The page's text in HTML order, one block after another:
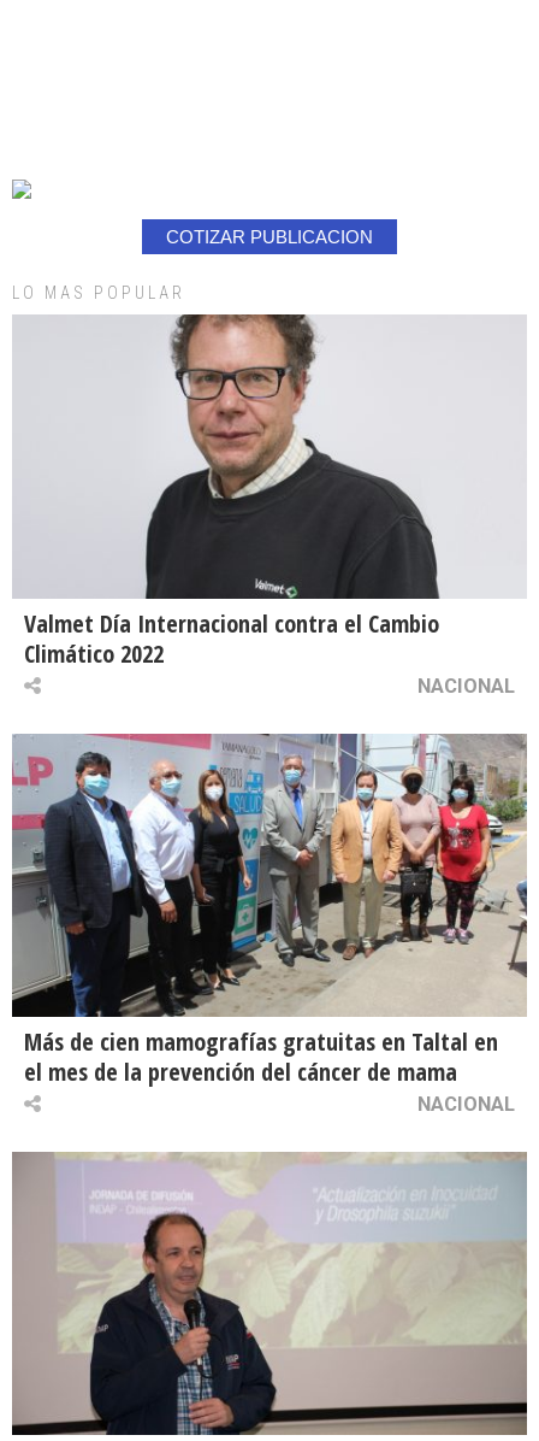
COTIZAR PUBLICACION
LO MAS POPULAR
Valmet Día Internacional contra el Cambio
Climático 2022
NACIONAL
Más de cien mamografías gratuitas en Taltal en
el mes de la prevención del cáncer de mama
NACIONAL